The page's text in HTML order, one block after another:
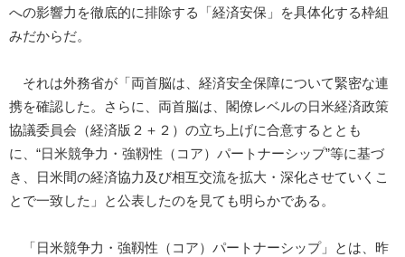
への影響力を徹底的に排除する「経済安保」を具体化する枠組
みだからだ。
それは外務省が「両首脳は、経済安全保障について緊密な連
携を確認した。さらに、両首脳は、閣僚レベルの日米経済政策
協議委員会（経済版２＋２）の立ち上げに合意するととも
に、“日米競争力・強靱性（コア）パートナーシップ”等に基づ
き、日米間の経済協力及び相互交流を拡大・深化させていくこ
とで一致した」と公表したのを見ても明らかである。
「日米競争力・強靱性（コア）パートナーシップ」とは、昨